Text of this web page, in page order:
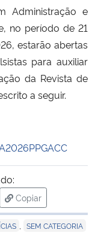
Administração e
no período de 21
estarão abertas
para auxiliar
da Revista de
a seguir.
Copiar
para área de
SEM CATEGORIA